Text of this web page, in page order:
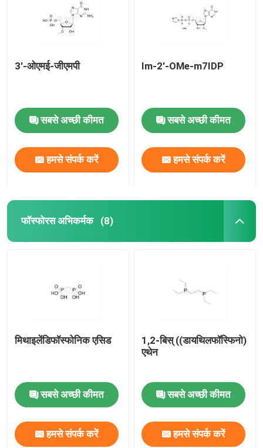
3'-ओएमई-जीएमपी
सबसे अच्छी कीमत
हमसे संपर्क करें
Im-2'-OMe-m7IDP
सबसे अच्छी कीमत
हमसे संपर्क करें
फॉस्फोरस अभिकर्मक (8)
मिथाइलेंडिफॉस्फोनिक एसिड
सबसे अच्छी कीमत
हमसे संपर्क करें
1,2-बिस् ((डायथिलफॉस्फिनो)
एथेन
सबसे अच्छी कीमत
हमसे संपर्क करें